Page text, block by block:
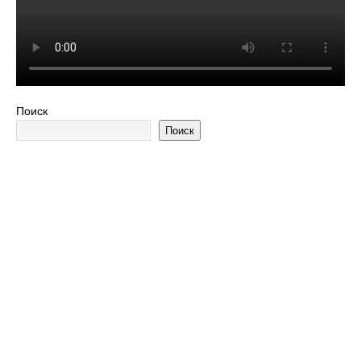
Поиск
Поиск